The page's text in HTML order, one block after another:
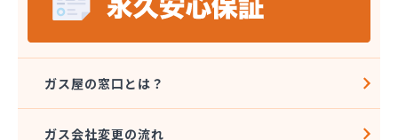
ガス屋の窓口とは？
ガス会社変更の流れ